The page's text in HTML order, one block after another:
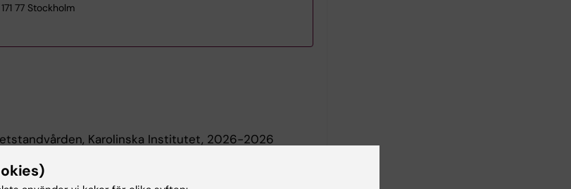
77 Stockholm
Karolinska Institutet, 2026-2026